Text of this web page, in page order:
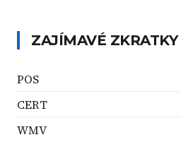
ZAJÍMAVÉ ZKRATKY
POS
CERT
WMV